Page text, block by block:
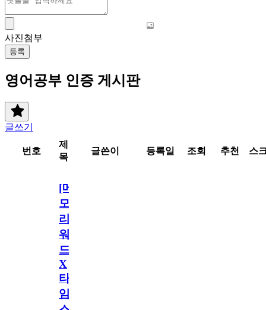
사진첨부
등록
영어공부 인증 게시판
글쓰기
번호
제
목
글쓴이 등록일 조회 추천 스
[메
모
리
워
드
X
타
임